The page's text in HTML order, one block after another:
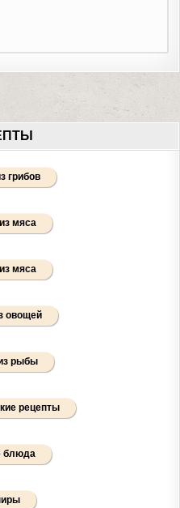
грибов
мяса
мяса
овощей
рыбы
рецепты
блюда